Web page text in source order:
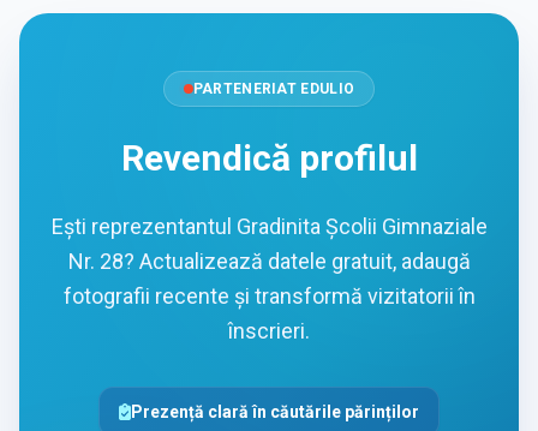
PARTENERIAT EDULIO
Revendică profilul
Ești reprezentantul Gradinita Școlii Gimnaziale
Nr. 28? Actualizează datele gratuit, adaugă
fotografii recente și transformă vizitatorii în
înscrieri.
Prezență clară în căutările părinților